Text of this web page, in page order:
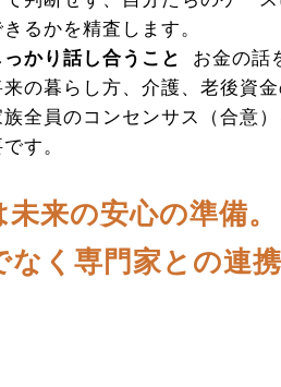
るかを精査します。
っかり話し合うこと
お金の話
の暮らし方、介護、老後資
全員のコンセンサス（合意
す。
来の安心の準備。
なく専門家との連携